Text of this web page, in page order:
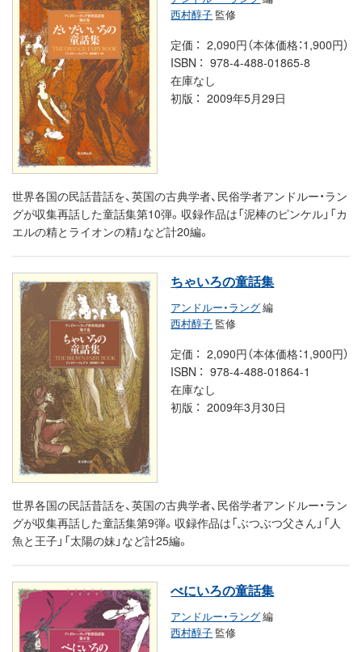
西村醇子 監修
定価
2,090円（本体価格：1,900円）
ISBN
978-4-488-01865-8
在庫なし
初版
2009年5月29日
世界各国の民話昔話を、英国の古典学者、民俗学者アンドルー・ラン
グが収集再話した童話集第10弾。収録作品は「泥棒のピンケル」「カ
エルの精とライオンの精」など計20編。
ちゃいろの童話集
アンドルー・ラング編
西村醇子 監修
定価
2,090円（本体価格：1,900円）
ISBN
978-4-488-01864-1
在庫なし
初版
2009年3月30日
世界各国の民話昔話を、英国の古典学者、民俗学者アンドルー・ラン
グが収集再話した童話集第9弾。収録作品は「ぶつぶつ父さん」「人
魚と王子」「太陽の妹」など計25編。
べにいろの童話集
アンドルー・ラング編
西村醇子 監修